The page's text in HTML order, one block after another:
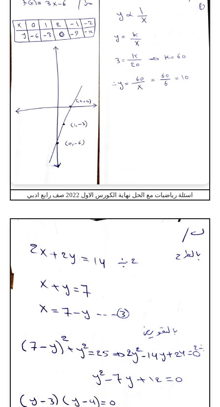
اسئلة رياضيات مع الحل نهاية الكورس الاول 2022 صف رابع ادبي